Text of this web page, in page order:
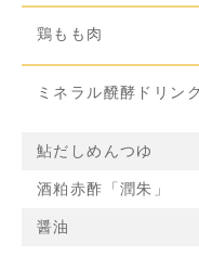
鶏もも肉
ミネラル醗酵ドリンク
鮎だしめんつゆ
酒粕赤酢「潤朱」
醤油